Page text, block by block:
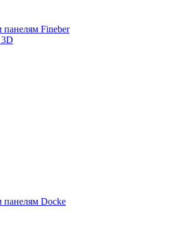
Fineber
Docke